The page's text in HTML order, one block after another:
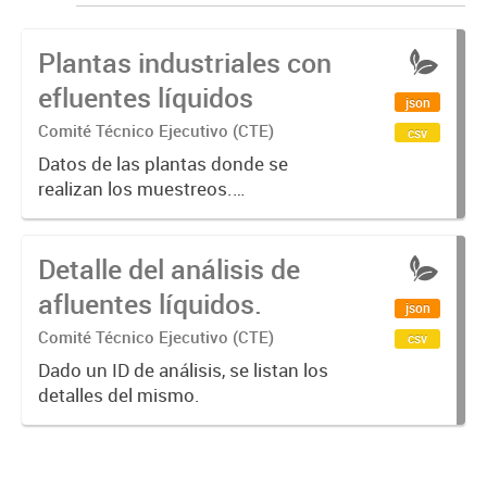
Plantas industriales con
efluentes líquidos
Comité Técnico Ejecutivo (CTE)
Datos de las plantas donde se
realizan los muestreos.
Identificación (planta_id),
domicilio (dirección),
geolocalización (latitud, longitud).
json
csv
Detalle del análisis de
afluentes líquidos.
Comité Técnico Ejecutivo (CTE)
Dado un ID de análisis, se listan los
detalles del mismo.
json
csv